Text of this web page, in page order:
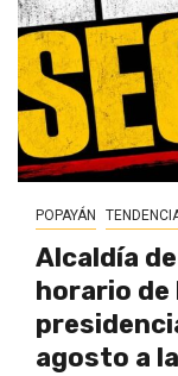
POPAYÁN
Alcaldía
horario de
agosto a